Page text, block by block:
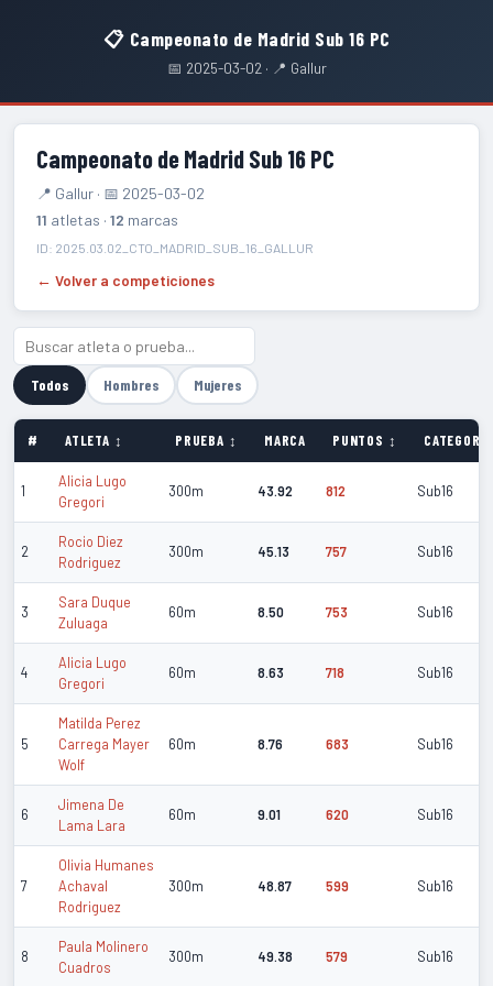
📋 Campeonato de Madrid Sub 16 PC
📅 2025-03-02 · 📍 Gallur
Campeonato de Madrid Sub 16 PC
📍 Gallur · 📅 2025-03-02
11 atletas · 12 marcas
ID: 2025.03.02_CTO_MADRID_SUB_16_GALLUR
← Volver a competiciones
Todos Hombres Mujeres
# ATLETA ↕ PRUEBA ↕ MARCA PUNTOS ↕
1
Alicia Lugo
Gregori
300m 43.92 812 Sub16
2
Rocio Diez
Rodriguez
300m 45.13 757 Sub16
3
Sara Duque
Zuluaga
60m 8.50 753 Sub16
4
Alicia Lugo
Gregori
60m 8.63 718 Sub16
5
Matilda Perez
Carrega Mayer
Wolf
60m 8.76 683 Sub16
6
Jimena De
Lama Lara
60m 9.01 620 Sub16
7
Olivia Humanes
Achaval
Rodriguez
300m 48.87 599 Sub16
8
Paula Molinero
Cuadros
300m 49.38 579 Sub16